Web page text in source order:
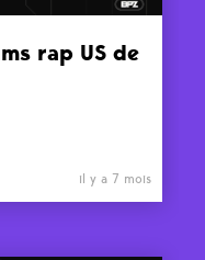
rap US de
il y a 7 mois